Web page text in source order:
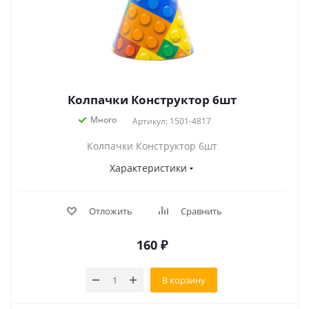
Колпачки Конструктор 6шт
Много Артикул: 1501-4817
Колпачки Конструктор 6шт
Характеристики
Отложить Сравнить
160 ₽
В корзину